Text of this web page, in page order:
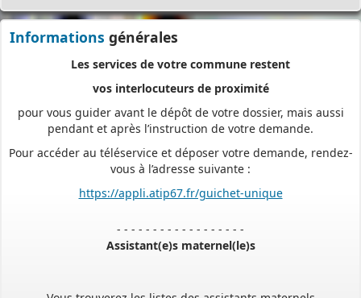
Informations générales
pour assurer plus de fluidité et de réactivité dans son traitement.
Les services de votre commune restent
vos interlocuteurs de proximité
pour vous guider avant le dépôt de votre dossier, mais aussi
pendant et après l’instruction de votre demande.
Pour accéder au téléservice et déposer votre demande, rendez-
vous à l’adresse suivante :
https://appli.atip67.fr/guichet-unique
Assistant(e)s maternel(le)s